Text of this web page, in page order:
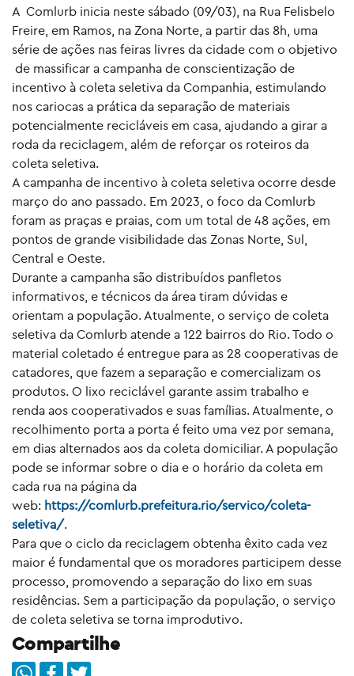
A Comlurb inicia neste sábado (09/03), na Rua Felisbelo
Freire, em Ramos, na Zona Norte, a partir das 8h, uma
série de ações nas feiras livres da cidade com o objetivo
de massificar a campanha de conscientização de
incentivo à coleta seletiva da Companhia, estimulando
nos cariocas a prática da separação de materiais
potencialmente recicláveis em casa, ajudando a girar a
roda da reciclagem, além de reforçar os roteiros da
coleta seletiva.
A campanha de incentivo à coleta seletiva ocorre desde
março do ano passado. Em 2023, o foco da Comlurb
foram as praças e praias, com um total de 48 ações, em
pontos de grande visibilidade das Zonas Norte, Sul,
Central e Oeste.
Durante a campanha são distribuídos panfletos
informativos, e técnicos da área tiram dúvidas e
orientam a população. Atualmente, o serviço de coleta
seletiva da Comlurb atende a 122 bairros do Rio. Todo o
material coletado é entregue para as 28 cooperativas de
catadores, que fazem a separação e comercializam os
produtos. O lixo reciclável garante assim trabalho e
renda aos cooperativados e suas famílias. Atualmente, o
recolhimento porta a porta é feito uma vez por semana,
em dias alternados aos da coleta domiciliar. A população
pode se informar sobre o dia e o horário da coleta em
cada rua na página da
web: https://comlurb.prefeitura.rio/servico/coleta-
seletiva/.
Para que o ciclo da reciclagem obtenha êxito cada vez
maior é fundamental que os moradores participem desse
processo, promovendo a separação do lixo em suas
residências. Sem a participação da população, o serviço
de coleta seletiva se torna improdutivo.
Compartilhe